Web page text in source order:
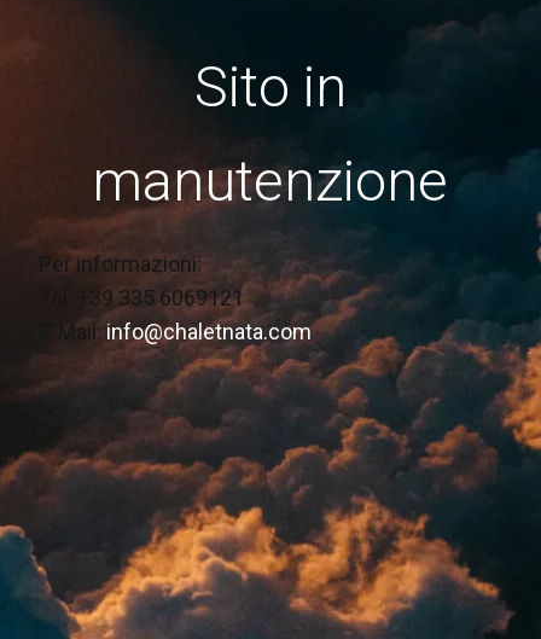
Sito in
manutenzione
Per informazioni:
Tel. +39 335 6069121
E-Mail: info@chaletnata.com